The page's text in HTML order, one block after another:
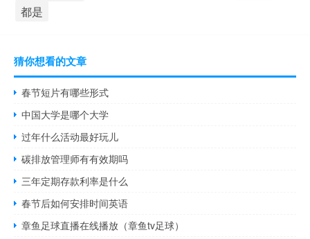
都是
猜你想看的文章
春节短片有哪些形式
中国大学是哪个大学
过年什么活动最好玩儿
碳排放管理师有有效期吗
三年定期存款利率是什么
春节后如何安排时间英语
章鱼足球直播在线播放（章鱼tv足球）